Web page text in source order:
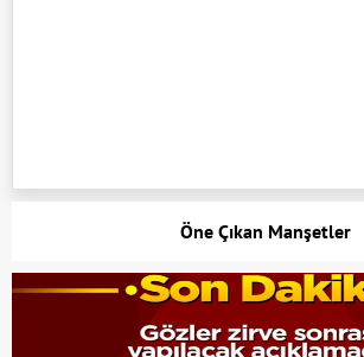
Öne Çıkan Manşetler